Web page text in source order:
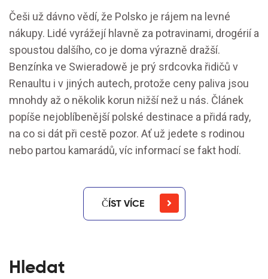
Češi už dávno vědí, že Polsko je rájem na levné
nákupy. Lidé vyrážejí hlavně za potravinami, drogérií a
spoustou dalšího, co je doma výrazně dražší.
Benzínka ve Swieradowě je prý srdcovka řidičů v
Renaultu i v jiných autech, protože ceny paliva jsou
mnohdy až o několik korun nižší než u nás. Článek
popíše nejoblíbenější polské destinace a přidá rady,
na co si dát při cestě pozor. Ať už jedete s rodinou
nebo partou kamarádů, víc informací se fakt hodí.
ČÍST VÍCE
Hledat